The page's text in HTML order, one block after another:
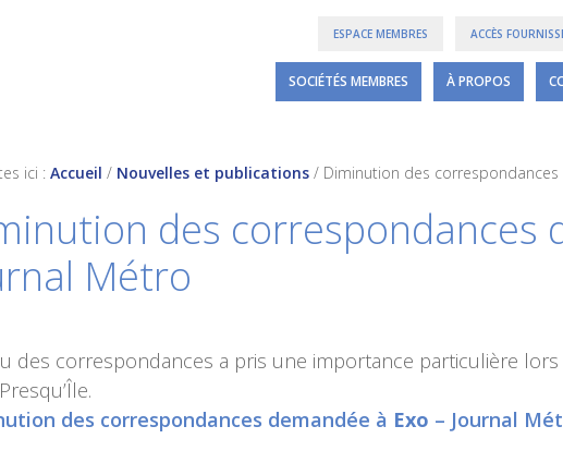
ESPACE MEMBRES ACCÈS
SOCIÉTÉS MEMBRES À PROPOS
ici : Accueil / Nouvelles et publications / Diminution des
des correspondances
Métro
des correspondances a pris une importance particulière
des correspondances demandée à Exo – Journal